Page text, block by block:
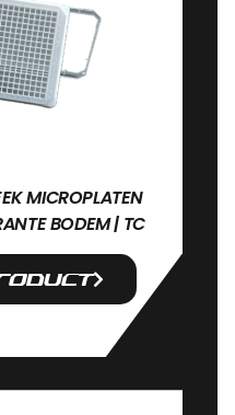
MICROPLATEN
BODEM | TC